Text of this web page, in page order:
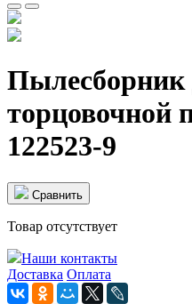
Пылесборник
торцовочной
122523-9
Cравнить
Товар отсутствует
Наши контакты
Доставка Оплата